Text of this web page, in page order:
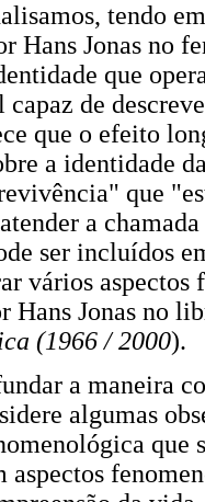
tendo
Hans Jonas no
que
capaz de
que o efeito
a identidade
que
a
ser incluídos
vários aspectos
Hans Jonas no
(1966 / 2000).
a maneira
algumas
que
aspectos